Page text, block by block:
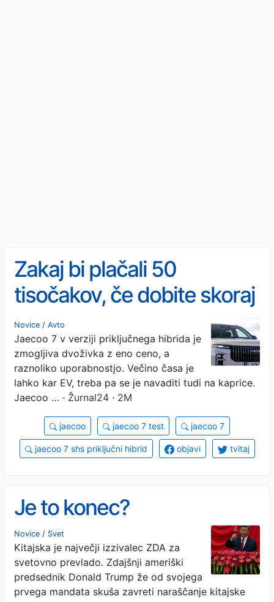
Zakaj bi plačali 50
tisočakov, če dobite skoraj
vse za 36 tisoč evrov?
Novice / Avto
Jaecoo 7 v verziji priključnega hibrida je
zmogljiva dvoživka z eno ceno, a
raznoliko uporabnostjo. Večino časa je
lahko kar EV, treba pa se je navaditi tudi na kaprice.
Jaecoo … · Žurnal24 · 2M
jaecoo jaecoo 7 test jaecoo 7
jaecoo 7 shs priključni hibrid objavi tvitaj
Je to konec?
Novice / Svet
Kitajska je največji izzivalec ZDA za
svetovno prevlado. Zdajšnji ameriški
predsednik Donald Trump že od svojega
prvega mandata skuša zavreti naraščanje kitajske